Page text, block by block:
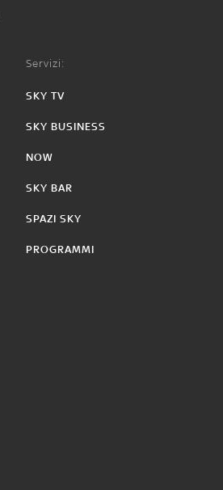
Servizi:
SKY TV
SKY BUSINESS
NOW
SKY BAR
SPAZI SKY
PROGRAMMI